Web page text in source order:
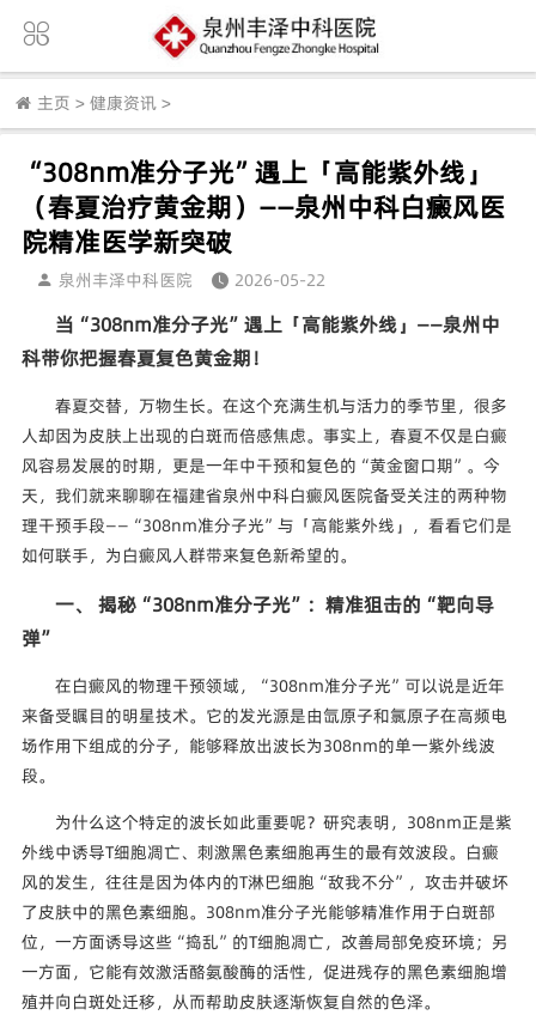
主页 > 健康资讯 >
“308nm准分子光”遇上「高能紫外线」
（春夏治疗黄金期）——泉州中科白癜风医
院精准医学新突破
泉州丰泽中科医院 2026-05-22
当“308nm准分子光”遇上「高能紫外线」——泉州中
科带你把握春夏复色黄金期！
春夏交替，万物生长。在这个充满生机与活力的季节里，很多
人却因为皮肤上出现的白斑而倍感焦虑。事实上，春夏不仅是白癜
风容易发展的时期，更是一年中干预和复色的“黄金窗口期”。今
天，我们就来聊聊在福建省泉州中科白癜风医院备受关注的两种物
理干预手段——“308nm准分子光”与「高能紫外线」，看看它们是
如何联手，为白癜风人群带来复色新希望的。
一、 揭秘“308nm准分子光”：精准狙击的“靶向导
弹”
在白癜风的物理干预领域，“308nm准分子光”可以说是近年
来备受瞩目的明星技术。它的发光源是由氙原子和氯原子在高频电
场作用下组成的分子，能够释放出波长为308nm的单一紫外线波
段。
为什么这个特定的波长如此重要呢？研究表明，308nm正是紫
外线中诱导T细胞凋亡、刺激黑色素细胞再生的最有效波段。白癜
风的发生，往往是因为体内的T淋巴细胞“敌我不分”，攻击并破坏
了皮肤中的黑色素细胞。308nm准分子光能够精准作用于白斑部
位，一方面诱导这些“捣乱”的T细胞凋亡，改善局部免疫环境；另
一方面，它能有效激活酪氨酸酶的活性，促进残存的黑色素细胞增
殖并向白斑处迁移，从而帮助皮肤逐渐恢复自然的色泽。